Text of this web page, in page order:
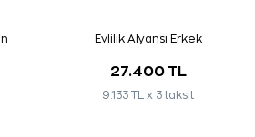
Evlilik Alyansı Erkek
27.400 TL
9.133 TL x 3 taksit